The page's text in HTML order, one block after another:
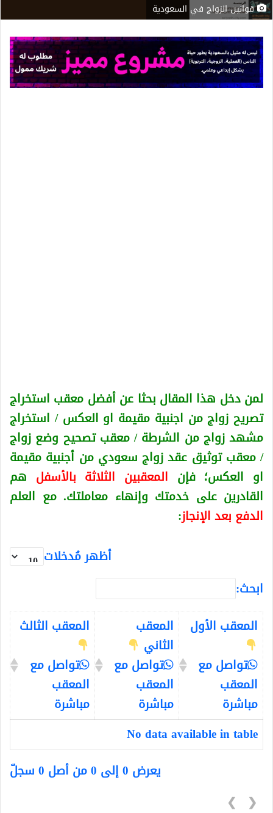
قوانين الزواج في السعودية
لمن دخل هذا المقال بحثا عن أفضل معقب استخراج
تصريح زواج من اجنبية مقيمة او العكس/ استخراج
مشهد زواج من الشرطة / معقب تصحيح وضع زواج
/ معقب توثيق عقد زواج سعودي من أجنبية مقيمة
او العكس؛ فإن المعقبين الثلاثة بالأسفل هم
القادرين على خدمتك وإنهاء معاملتك. مع العلم
الدفع بعد الإنجاز:
أظهر مُدخلات
ابحث:
المعقب الأول
تواصل مع
المعقب
مباشرة
المعقب
الثاني
تواصل مع
المعقب
مباشرة
المعقب الثالث
تواصل مع
المعقب
مباشرة
No data available in table
يعرض 0 إلى 0 من أصل 0 سجلّ
❮
❯